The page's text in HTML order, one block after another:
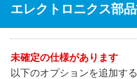
エレクトロニクス部
未確定の仕様があります
以下のオプションを追加す